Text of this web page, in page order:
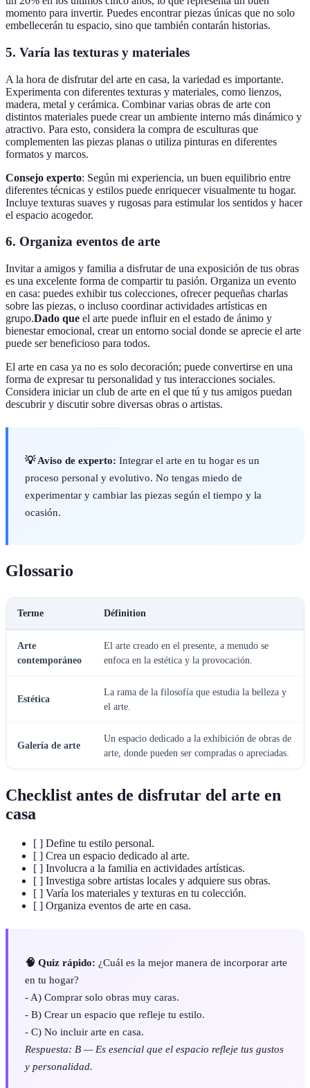
momento para invertir. Puedes encontrar piezas únicas que no solo
embellecerán tu espacio, sino que también contarán historias.
5. Varía las texturas y materiales
A la hora de disfrutar del arte en casa, la variedad es importante.
Experimenta con diferentes texturas y materiales, como lienzos,
madera, metal y cerámica. Combinar varias obras de arte con
distintos materiales puede crear un ambiente interno más dinámico y
atractivo. Para esto, considera la compra de esculturas que
complementen las piezas planas o utiliza pinturas en diferentes
formatos y marcos.
Consejo experto: Según mi experiencia, un buen equilibrio entre
diferentes técnicas y estilos puede enriquecer visualmente tu hogar.
Incluye texturas suaves y rugosas para estimular los sentidos y hacer
el espacio acogedor.
6. Organiza eventos de arte
Invitar a amigos y familia a disfrutar de una exposición de tus obras
es una excelente forma de compartir tu pasión. Organiza un evento
en casa: puedes exhibir tus colecciones, ofrecer pequeñas charlas
sobre las piezas, o incluso coordinar actividades artísticas en
grupo.Dado que el arte puede influir en el estado de ánimo y
bienestar emocional, crear un entorno social donde se aprecie el arte
puede ser beneficioso para todos.
El arte en casa ya no es solo decoración; puede convertirse en una
forma de expresar tu personalidad y tus interacciones sociales.
Considera iniciar un club de arte en el que tú y tus amigos puedan
descubrir y discutir sobre diversas obras o artistas.
💡 Aviso de experto: Integrar el arte en tu hogar es un
proceso personal y evolutivo. No tengas miedo de
experimentar y cambiar las piezas según el tiempo y la
ocasión.
Glossario
Terme Définition
Arte
contemporáneo
El arte creado en el presente, a menudo se
enfoca en la estética y la provocación.
Estética
La rama de la filosofía que estudia la belleza y
el arte.
Galería de arte
Un espacio dedicado a la exhibición de obras de
arte, donde pueden ser compradas o apreciadas.
Checklist antes de disfrutar del arte en
casa
[ ] Define tu estilo personal.
[ ] Crea un espacio dedicado al arte.
[ ] Involucra a la familia en actividades artísticas.
[ ] Investiga sobre artistas locales y adquiere sus obras.
[ ] Varía los materiales y texturas en tu colección.
[ ] Organiza eventos de arte en casa.
🧠 Quiz rápido: ¿Cuál es la mejor manera de incorporar arte
en tu hogar?
- A) Comprar solo obras muy caras.
- B) Crear un espacio que refleje tu estilo.
- C) No incluir arte en casa.
Respuesta: B — Es esencial que el espacio refleje tus gustos
y personalidad.